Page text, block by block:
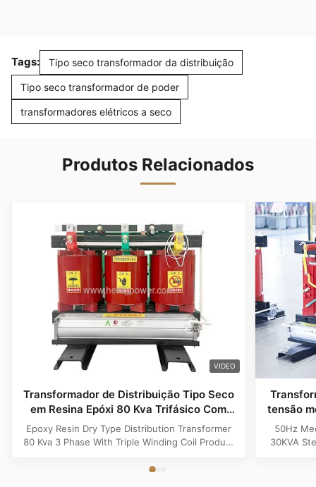
Tags: Tipo seco transformador da distribuição
Tipo seco transformador de poder
transformadores elétricos a seco
Produtos Relacionados
VIDEO
Transformador de Distribuição Tipo Seco
em Resina Epóxi 80 Kva Trifásico Com
Bobina de Enrolamento Triplo
Epoxy Resin Dry Type Distribution Transformer
80 Kva 3 Phase With Triple Winding Coil Product
transformer, distribution transformer, Dry Type
tensão
50Hz
30KVA